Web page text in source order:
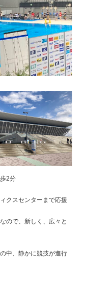
2分
クスセンターまで応援
ので、新しく、広々と
中、静かに競技が進行